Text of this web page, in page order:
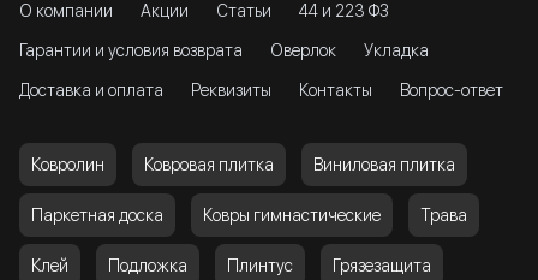
О компании Акции Статьи 44 и 223 ФЗ
Гарантии и условия возврата Оверлок Укладка
Доставка и оплата Реквизиты Контакты Вопрос-ответ
Ковролин Ковровая плитка Виниловая плитка
Паркетная доска Ковры гимнастические Трава
Клей Подложка Плинтус Грязезащита